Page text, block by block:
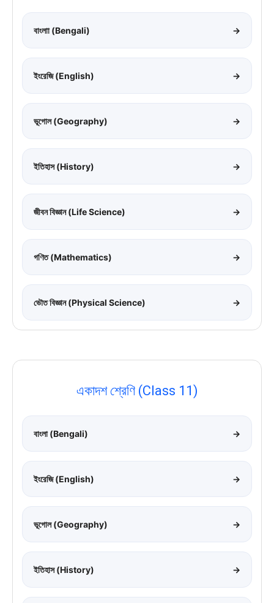
বাংলাা (Bengali) →
ইংরেজি (English) →
ভূগোল (Geography) →
ইতিহাস (History) →
জীবন বিজ্ঞান (Life Science) →
গণিত (Mathematics) →
ভৌত বিজ্ঞান (Physical Science) →
একাদশ শ্রেণি (Class 11)
বাংলা (Bengali) →
ইংরেজি (English) →
ভূগোল (Geography) →
ইতিহাস (History) →